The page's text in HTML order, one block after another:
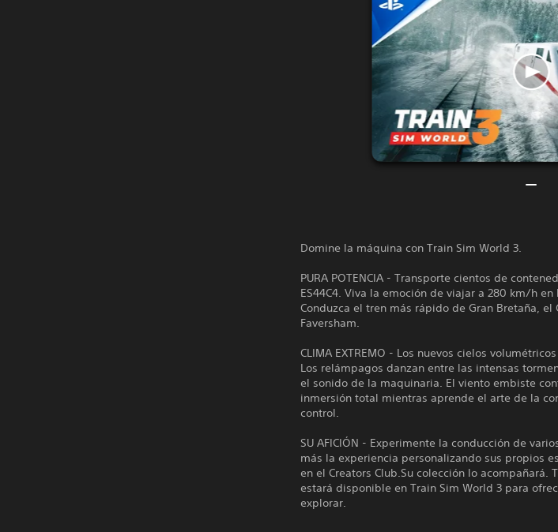
Domine la máquina con Train Sim World 3.
PURA POTENCIA - Transporte cientos de
ES44C4. Viva la emoción de viajar a 280 km/h en
Conduzca el tren más rápido de Gran Bretaña, el
Faversham.
CLIMA EXTREMO - Los nuevos cielos
Los relámpagos danzan entre las intensas
el sonido de la maquinaria. El viento embiste
inmersión total mientras aprende el arte de la
control.
SU AFICIÓN - Experimente la conducción de
más la experiencia personalizando sus propios
en el Creators Club.Su colección lo acompañará.
estará disponible en Train Sim World 3 para
explorar.